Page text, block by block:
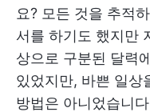
요? 모든 것을 추적
서를 하기도 했지만
상으로 구분된 달력
있었지만, 바쁜 일상
방법은 아니었습니